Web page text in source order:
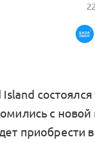
с
приобрести